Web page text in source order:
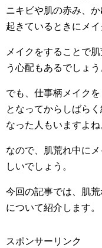
ニキビや肌の赤み、
起きているときにメ
メイクをすることで
う心配もあるでしょう
でも、仕事柄メイク
となってからしばら
なった人もいますよね
なので、肌荒れ中に
しいでしょう。
今回の記事では、肌
について紹介します。
スポンサーリンク